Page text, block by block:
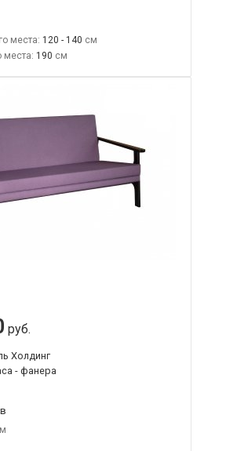
места: 120 - 140
места: 190
руб.
Холдинг
- фанера